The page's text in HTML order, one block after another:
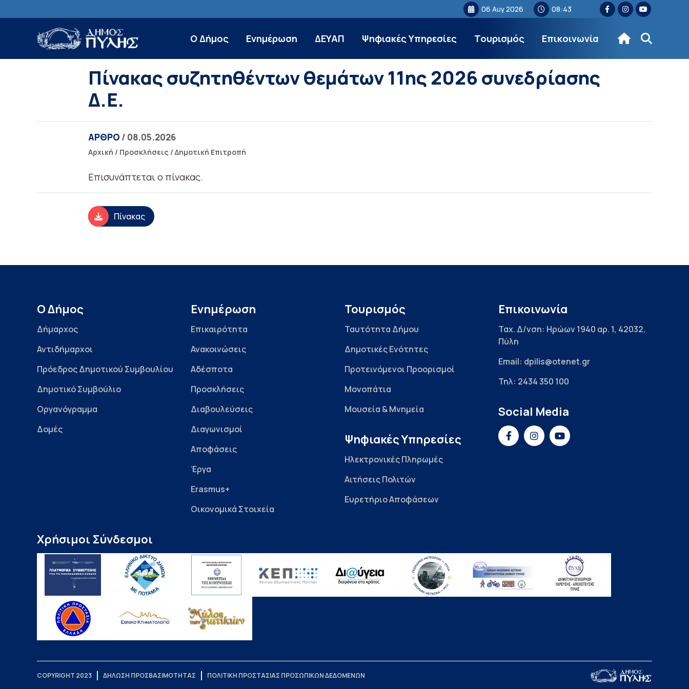
06 Αυγ 2026 08:43
Ο Δήμος Ενημέρωση ΔΕΥΑΠ Ψηφιακές Υπηρεσίες Τουρισμός Επικοινωνία
Πίνακας συζητηθέντων θεμάτων 11ης 2026 συνεδρίασης
Δ.Ε.
ΑΡΘΡΟ / 08.05.2026
Αρχική / Προσκλήσεις / Δημοτική Επιτροπή
Επισυνάπτεται ο πίνακας.
Πίνακας
Ο Δήμος
Δήμαρχος
Αντιδήμαρχοι
Πρόεδρος Δημοτικού Συμβουλίου
Δημοτικό Συμβούλιο
Οργανόγραμμα
Δομές
Ενημέρωση
Επικαιρότητα
Ανακοινώσεις
Αδέσποτα
Προσκλήσεις
Διαβουλεύσεις
Διαγωνισμοί
Αποφάσεις
Έργα
Erasmus+
Οικονομικά Στοιχεία
Τουρισμός
Ταυτότητα Δήμου
Δημοτικές Ενότητες
Προτεινόμενοι Προορισμοί
Μονοπάτια
Μουσεία & Μνημεία
Ψηφιακές Υπηρεσίες
Ηλεκτρονικές Πληρωμές
Αιτήσεις Πολιτών
Ευρετήριο Αποφάσεων
Επικοινωνία
Ταχ. Δ/νση: Ηρώων 1940 αρ. 1, 42032,
Πύλη
Email: dpilis@otenet.gr
Τηλ: 2434 350 100
Social Media
Χρήσιμοι Σύνδεσμοι
COPYRIGHT 2023 ΔΗΛΩΣΗ ΠΡΟΣΒΑΣΙΜΟΤΗΤΑΣ ΠΟΛΙΤΙΚΗ ΠΡΟΣΤΑΣΙΑΣ ΠΡΟΣΩΠΙΚΩΝ ΔΕΔΟΜΕΝΩΝ